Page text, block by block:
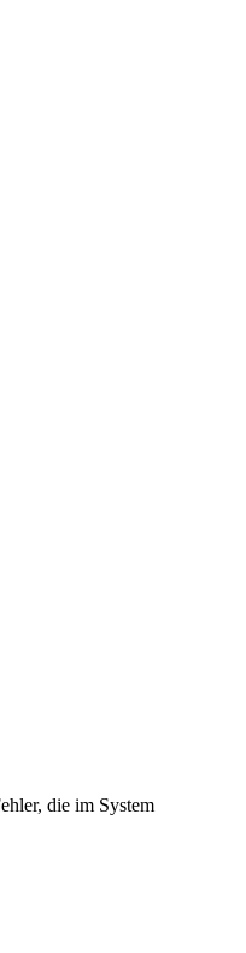
die im System